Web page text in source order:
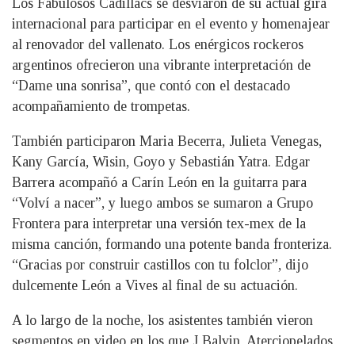
internacional para participar en el evento y homenajear
al renovador del vallenato. Los enérgicos rockeros
argentinos ofrecieron una vibrante interpretación de
“Dame una sonrisa”, que contó con el destacado
acompañamiento de trompetas.
También participaron Maria Becerra, Julieta Venegas,
Kany García, Wisin, Goyo y Sebastián Yatra. Edgar
Barrera acompañó a Carín León en la guitarra para
“Volví a nacer”, y luego ambos se sumaron a Grupo
Frontera para interpretar una versión tex-mex de la
misma canción, formando una potente banda fronteriza.
“Gracias por construir castillos con tu folclor”, dijo
dulcemente León a Vives al final de su actuación.
A lo largo de la noche, los asistentes también vieron
segmentos en video en los que J Balvin, Aterciopelados,